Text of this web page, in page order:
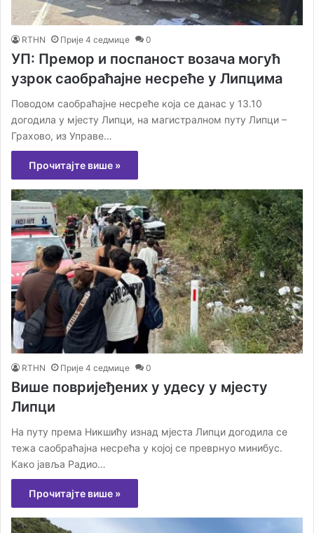
RTHN Прије 4 седмице 0
УП: Премор и поспаност возача могућ
узрок саобраћајне несреће у Липцима
Поводом саобраћајне несреће која се данас у 13.10
догодила у мјесту Липци, на магистралном путу Липци –
Грахово, из Управе…
Прочитајте више »
RTHN Прије 4 седмице 0
Више повријеђених у удесу у мјесту
Липци
На путу према Никшићу изнад мјеста Липци догодила се
тежа саобраћајна несрећа у којој се преврнуо минибус.
Како јавља Радио…
Прочитајте више »